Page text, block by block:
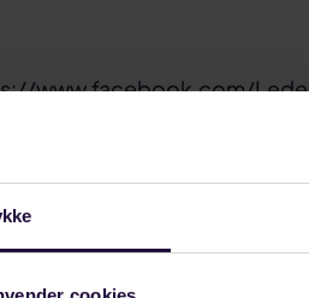
www.facebook.com/
Edvard Masternes og
tillegg til alle, etter at